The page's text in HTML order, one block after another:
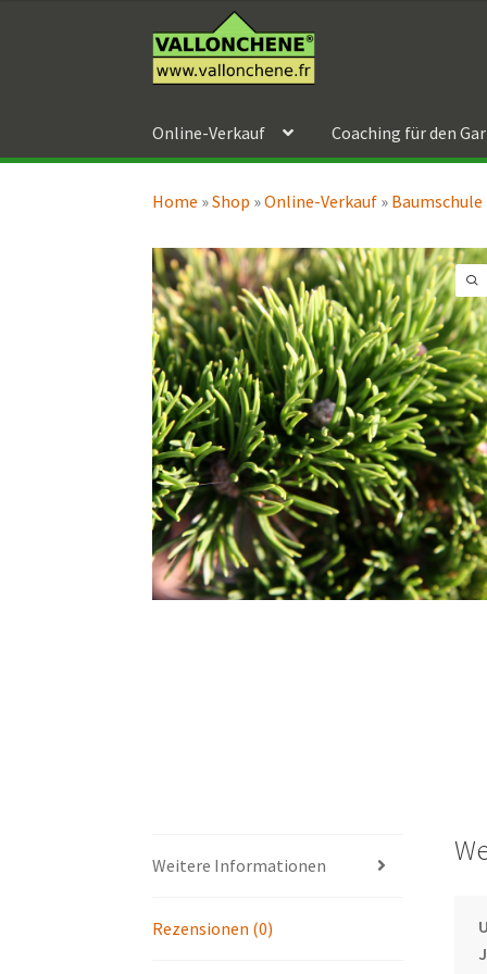
Navigation
springen
Inhalt
springen
Online-Verkauf Coaching für den
Home »Shop »Online-Verkauf » Baumschule
Weitere Informationen
Rezensionen (0)